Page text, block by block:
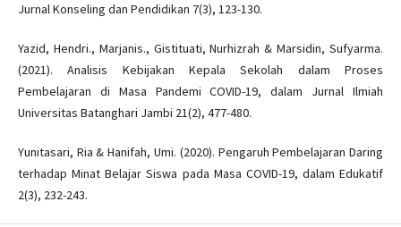
Jurnal Konseling dan Pendidikan 7(3), 123-130.
Yazid, Hendri., Marjanis., Gistituati, Nurhizrah & Marsidin, Sufyarma.
(2021). Analisis Kebijakan Kepala Sekolah dalam Proses
Pembelajaran di Masa Pandemi COVID-19, dalam Jurnal Ilmiah
Universitas Batanghari Jambi 21(2), 477-480.
Yunitasari, Ria & Hanifah, Umi. (2020). Pengaruh Pembelajaran Daring
terhadap Minat Belajar Siswa pada Masa COVID-19, dalam Edukatif
2(3), 232-243.